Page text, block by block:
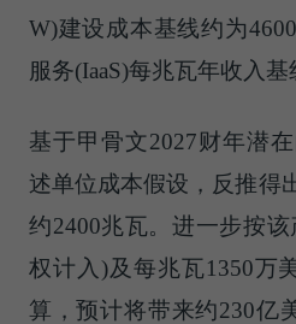
W)建设成本基线约为
服务(IaaS)每兆瓦年收入基
基于甲骨文2027财年潜
述单位成本假设，反推得
约2400兆瓦。进一步按
权计入)及每兆瓦1350万
算，预计将带来约230亿